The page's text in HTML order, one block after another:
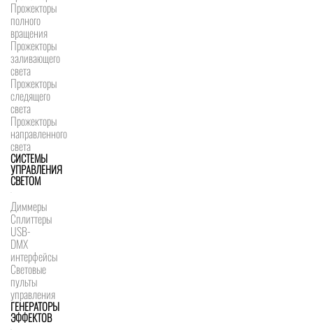
Прожекторы
полного
вращения
Прожекторы
заливающего
света
Прожекторы
следящего
света
Прожекторы
направленного
света
СИСТЕМЫ
УПРАВЛЕНИЯ
СВЕТОМ
Диммеры
Сплиттеры
USB-
DMX
интерфейсы
Световые
пульты
управления
ГЕНЕРАТОРЫ
ЭФФЕКТОВ